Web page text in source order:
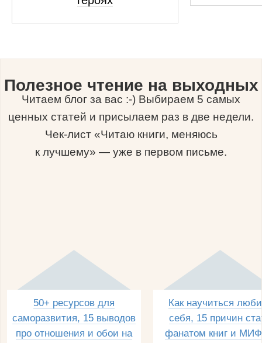
Полезное чтение на выходных
Читаем блог за вас :-) Выбираем 5 самых
ценных статей и присылаем раз в две недели.
Чек-лист «Читаю книги, меняюсь
к лучшему» — уже в первом письме.
50+ ресурсов для
саморазвития, 15 выводов
про отношения и обои на
Как научиться
себя, 15 причин
фанатом книг и